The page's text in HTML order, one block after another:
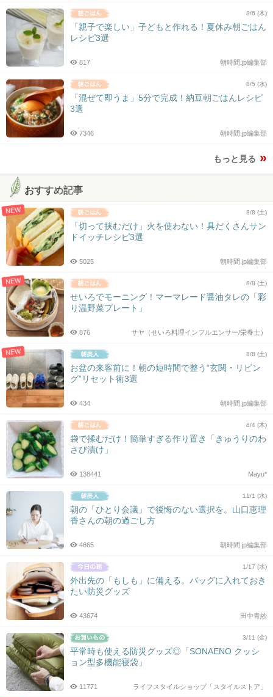
8/6 (木)
「親子で楽しい」子どもと作れる！夏休み朝ごはん
レシピ3選
朝時間.jp編集部
817
8/5 (水)
「混ぜて即うま」5分で完成！納豆朝ごはんレシピ
3選
朝時間.jp編集部
7346
もっと見る
おすすめ記事
NEW 8/8 (土)
「切って挟むだけ」火を使わない！具だくさんサン
ドイッチレシピ3選
朝時間.jp編集部
5025
NEW 8/8 (土)
せいろでモーニング！マーマレード醤油タレの「彩
り温野菜プレート」
サヤ（せいろ料理インフルエンサー/栄養士）
876
NEW 8/8 (土)
お盆の来客前に！朝の短時間で整う“玄関・リビン
グ”リセット術3選
朝時間.jp編集部
434
8/4 (木)
袋で揉むだけ！簡単すぎる作り置き「きゅうりのわ
さび漬け」
Mayu*
138441
11/1 (水)
朝の「ひとり会議」で後悔のない選択を。山口恵理
香さんの朝の過ごし方
朝時間.jp編集部
4665
1/17 (水)
外出先の「もしも」に備える。バッグに入れておき
たい防災グッズ
田中青紗
43674
3/11 (金)
平常時も使える防災グッズ◎「SONAENO クッシ
ョン型多機能寝袋」
ライフスタイルショップ「スタイルストア」
11771